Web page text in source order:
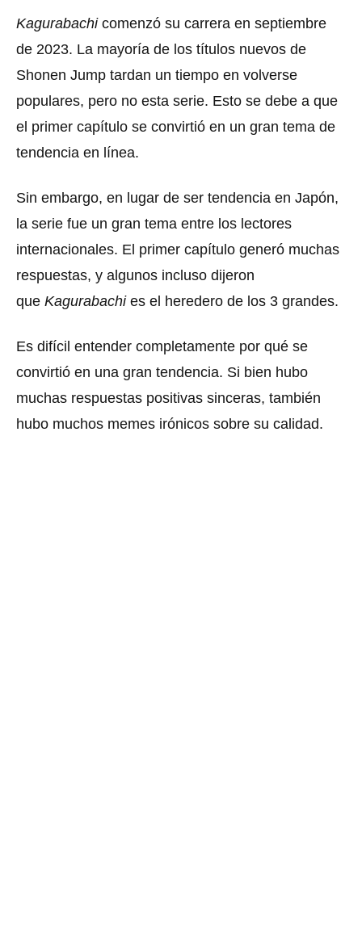
Kagurabachicomenzó su carrera en septiembre
de 2023. La mayoría de los títulos nuevos de
Shonen Jump tardan un tiempo en volverse
populares, pero no esta serie. Esto se debe a que
el primer capítulo se convirtió en un gran tema de
tendencia en línea.
Sin embargo, en lugar de ser tendencia en Japón,
la serie fue un gran tema entre los lectores
internacionales. El primer capítulo generó muchas
respuestas, y algunos incluso dijeron
que Kagurabachies el heredero de los 3 grandes.
Es difícil entender completamente por qué se
convirtió en una gran tendencia. Si bien hubo
muchas respuestas positivas sinceras, también
hubo muchos memes irónicos sobre su calidad.